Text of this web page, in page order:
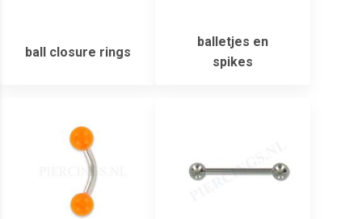
ball closure rings
balletjes en
spikes